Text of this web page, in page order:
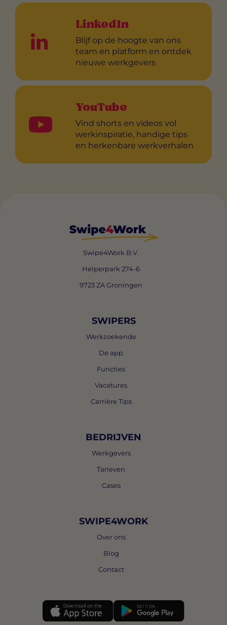
LinkedIn
Blijf op de hoogte van ons
team en platform en ontdek
nieuwe werkgevers
YouTube
Vind shorts en videos vol
werkinspiratie, handige tips
en herkenbare werkverhalen
Swipe4Work B.V.
Helperpark 274-6
9723 ZA Groningen
SWIPERS
Werkzoekende
De app
Functies
Vacatures
Carrière Tips
BEDRIJVEN
Werkgevers
Tarieven
Cases
SWIPE4WORK
Over ons
Blog
Contact